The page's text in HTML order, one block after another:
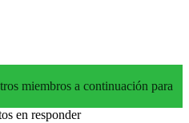
miembros a continuación para
en responder